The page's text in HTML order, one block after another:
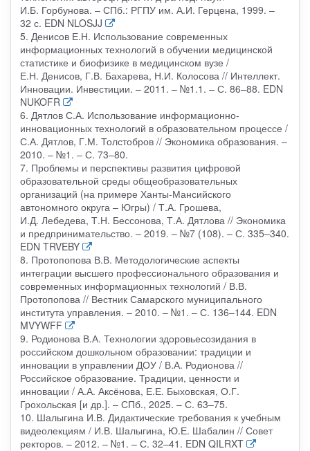
И.Б. Горбунова. – СПб.: РГПУ им. А.И. Герцена, 1999. –
32 с. EDN NLOSJJ
5. Денисов Е.Н. Использование современных
информационных технологий в обучении медицинской
статистике и биофизике в медицинском вузе /
Е.Н. Денисов, Г.В. Бахарева, Н.И. Колосова // Интеллект.
Инновации. Инвестиции. – 2011. – №1.1. – С. 86–88. EDN
NUKOFR
6. Дятлов С.А. Использование информационно-
инновационных технологий в образовательном процессе /
С.А. Дятлов, Г.М. Толстобров // Экономика образования. –
2010. – №1. – С. 73–80.
7. Проблемы и перспективы развития цифровой
образовательной среды общеобразовательных
организаций (на примере Ханты-Мансийского
автономного округа – Югры) / Т.А. Грошева,
И.Д. Лебедева, Т.Н. Бессонова, Т.А. Дятлова // Экономика
и предпринимательство. – 2019. – №7 (108). – С. 335–340.
EDN TRVEBY
8. Протопопова В.В. Методологические аспекты
интеграции высшего профессионального образования и
современных информационных технологий / В.В.
Протопопова // Вестник Самарского муниципального
института управления. – 2010. – №1. – С. 136–144. EDN
MVYWFF
9. Родионова В.А. Технологии здоровьесозидания в
российском дошкольном образовании: традиции и
инновации в управлении ДОУ / В.А. Родионова //
Российское образование. Традиции, ценности и
инновации / А.А. Аксёнова, Е.Е. Быховская, О.Г.
Грохольская [и др.]. – СПб., 2025. – С. 63–75.
10. Шалыгина И.В. Дидактические требования к учебным
видеолекциям / И.В. Шалыгина, Ю.Е. Шабалин // Совет
ректоров. – 2012. – №1. – С. 32–41. EDN QILRXT